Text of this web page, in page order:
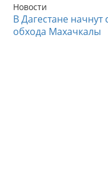
Новости
В Дагестане начнут
обхода Махачкалы